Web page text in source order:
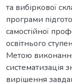
та вибіркової
програми
самостійної
освітнього
Метою
систематизація
вирішення